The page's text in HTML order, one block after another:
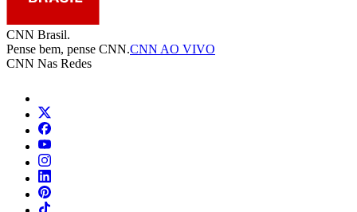
CNN Brasil.
Pense bem, pense CNN.CNN AO VIVO
CNN Nas Redes